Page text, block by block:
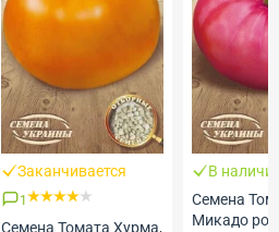
Заканчивается
1
Семена Томата Хурма,
В
Семена
Микадо